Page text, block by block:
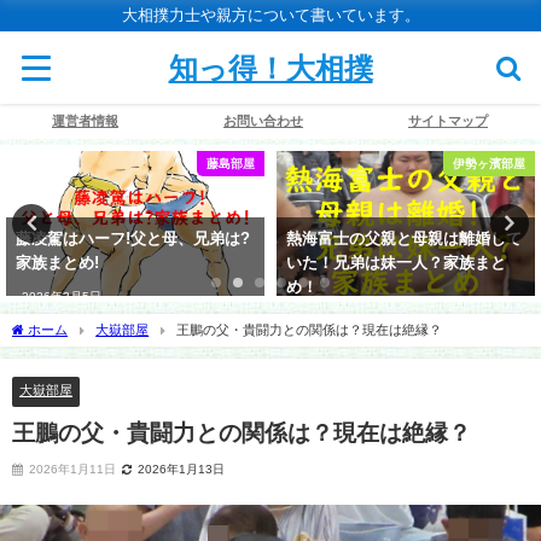
大相撲力士や親方について書いています。
知っ得！大相撲
運営者情報 お問い合わせ サイトマップ
藤島部屋
藤凌駕はハーフ!父と母、兄弟は?
家族まとめ!
2026年3月5日
伊勢ヶ濱部屋
熱海富士の父親と母親は離婚して
いた！兄弟は妹一人？家族まと
め！
ホーム 大嶽部屋 王鵬の父・貴闘力との関係は？現在は絶縁？
大嶽部屋
王鵬の父・貴闘力との関係は？現在は絶縁？
2026年1月11日 2026年1月13日